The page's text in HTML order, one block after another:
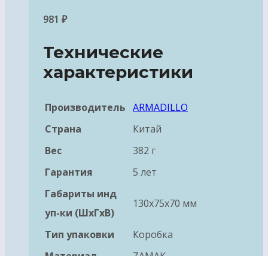
981 ₽
Технические
характеристики
Производитель ARMADILLO
Страна
Китай
Вес
382 г
Гарантия
5 лет
Габариты инд
уп-ки (ШхГхВ)
130x75x70 мм
Тип упаковки
Коробка